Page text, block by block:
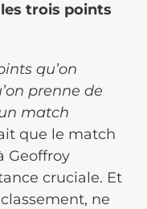
trois points
qu’on
prenne de
un match
que le match
Geoffroy
cruciale. Et
ne